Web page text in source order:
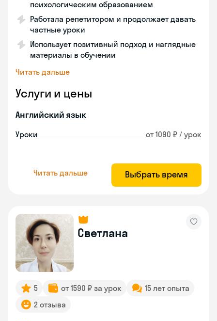
психологическим образованием
Работала репетитором и продолжает давать
частные уроки
Использует позитивный подход и наглядные
материалы в обучении
Читать дальше
Услуги и цены
Английский язык
Уроки от 1090 ₽ / урок
Читать дальше Выбрать время
Светлана
5 от 1590 ₽ за урок
15 лет опыта
2 отзыва